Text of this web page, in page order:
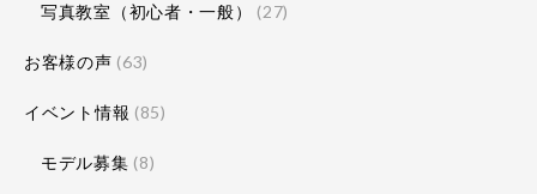
写真教室（初心者・一般） (27)
お客様の声 (63)
イベント情報 (85)
モデル募集 (8)